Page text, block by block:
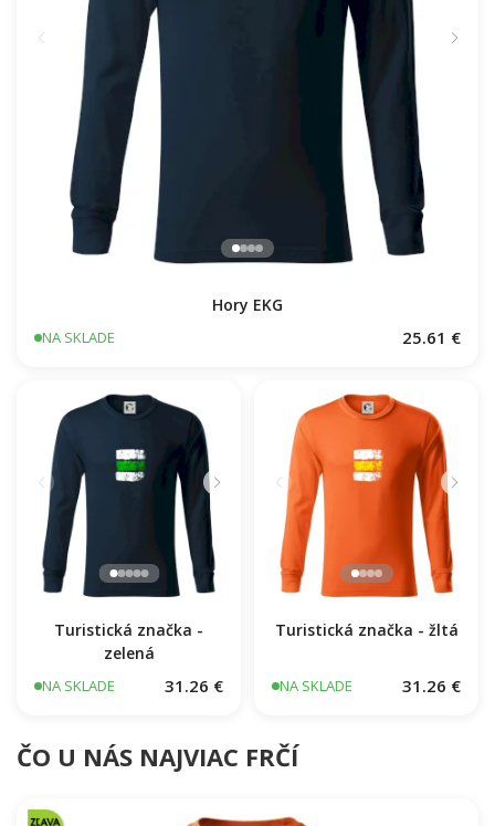
Hory EKG
NA SKLADE 25.61 €
Turistická značka -
zelená
NA SKLADE 31.26 €
Turistická značka - žltá
NA SKLADE 31.26 €
ČO U NÁS NAJVIAC FRČÍ